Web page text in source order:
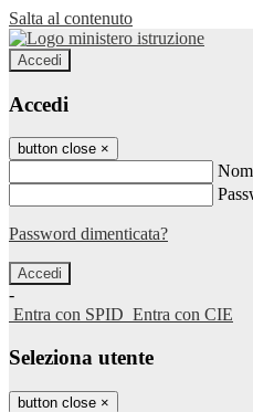
Salta al contenuto
Accedi
Accedi
button close ×
Password dimenticata?
-
Entra con SPID Entra con CIE
Seleziona utente
button close ×